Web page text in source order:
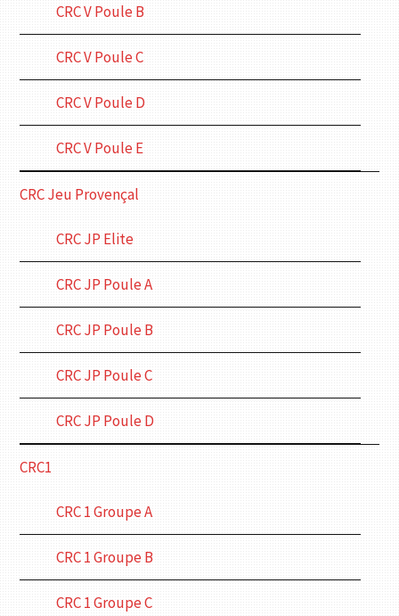
CRC V Poule B
CRC V Poule C
CRC V Poule D
CRC V Poule E
CRC Jeu Provençal
CRC JP Elite
CRC JP Poule A
CRC JP Poule B
CRC JP Poule C
CRC JP Poule D
CRC1
CRC 1 Groupe A
CRC 1 Groupe B
CRC 1 Groupe C